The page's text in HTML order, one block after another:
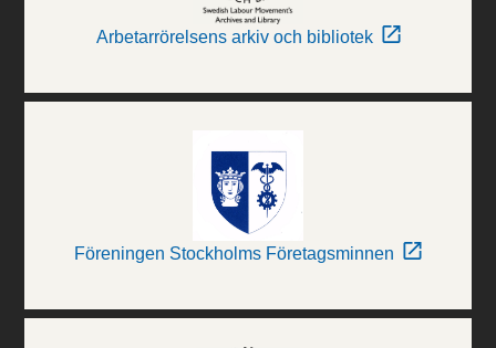
Arbetarrörelsens arkiv och bibliotek
Föreningen Stockholms Företagsminnen